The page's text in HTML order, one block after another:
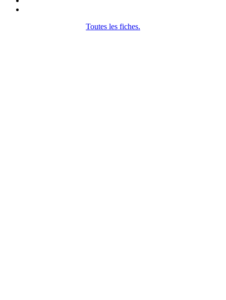
Toutes les fiches.